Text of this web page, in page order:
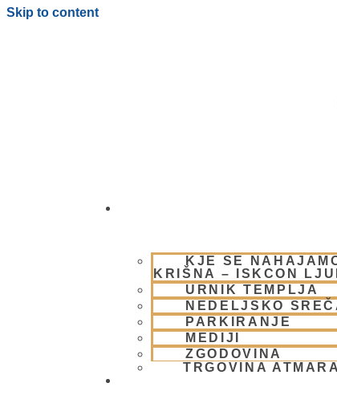
Skip to content
KJE SE
KRIŠNA – ISKCON
URNIK TEMPLJA
NEDELJSKO
PARKIRANJE
MEDIJI
ZGODOVINA
TRGOVINA